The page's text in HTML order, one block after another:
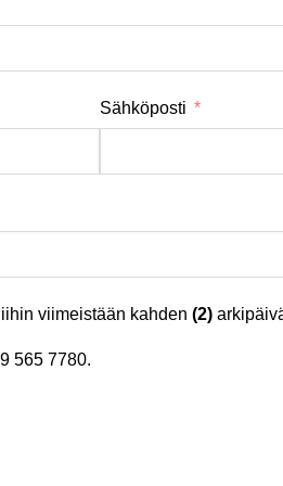
Sähköposti
viimeistään kahden (2)
565 7780.